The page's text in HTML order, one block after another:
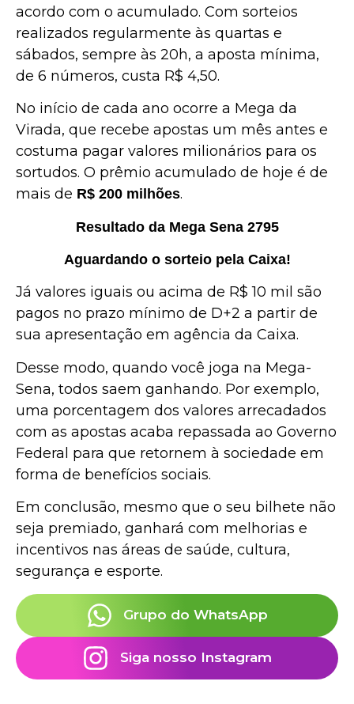
acordo com o acumulado. Com sorteios
realizados regularmente às quartas e
sábados, sempre às 20h, a aposta mínima,
de 6 números, custa R$ 4,50.
No início de cada ano ocorre a Mega da
Virada, que recebe apostas um mês antes e
costuma pagar valores milionários para os
sortudos. O prêmio acumulado de hoje é de
mais de R$ 200 milhões.
Resultado da Mega Sena 2795
Aguardando o sorteio pela Caixa!
Já valores iguais ou acima de R$ 10 mil são
pagos no prazo mínimo de D+2 a partir de
sua apresentação em agência da Caixa.
Desse modo, quando você joga na Mega-
Sena, todos saem ganhando. Por exemplo,
uma porcentagem dos valores arrecadados
com as apostas acaba repassada ao Governo
Federal para que retornem à sociedade em
forma de benefícios sociais.
Em conclusão, mesmo que o seu bilhete não
seja premiado, ganhará com melhorias e
incentivos nas áreas de saúde, cultura,
segurança e esporte.
Grupo do WhatsApp
Siga nosso Instagram